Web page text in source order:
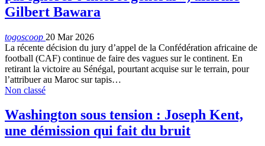
Gilbert Bawara
togoscoop 20 Mar 2026
La récente décision du jury d’appel de la Confédération africaine de
football (CAF) continue de faire des vagues sur le continent. En
retirant la victoire au Sénégal, pourtant acquise sur le terrain, pour
l’attribuer au Maroc sur tapis…
Non classé
Washington sous tension : Joseph Kent,
une démission qui fait du bruit